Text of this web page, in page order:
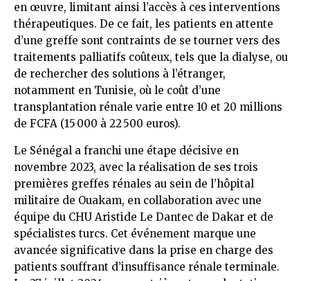
en œuvre, limitant ainsi l’accès à ces interventions
thérapeutiques. De ce fait, les patients en attente
d’une greffe sont contraints de se tourner vers des
traitements palliatifs coûteux, tels que la dialyse, ou
de rechercher des solutions à l’étranger,
notamment en Tunisie, où le coût d’une
transplantation rénale varie entre 10 et 20 millions
de FCFA (15 000 à 22 500 euros).
Le Sénégal a franchi une étape décisive en
novembre 2023, avec la réalisation de ses trois
premières greffes rénales au sein de l’hôpital
militaire de Ouakam, en collaboration avec une
équipe du CHU Aristide Le Dantec de Dakar et de
spécialistes turcs. Cet événement marque une
avancée significative dans la prise en charge des
patients souffrant d’insuffisance rénale terminale.